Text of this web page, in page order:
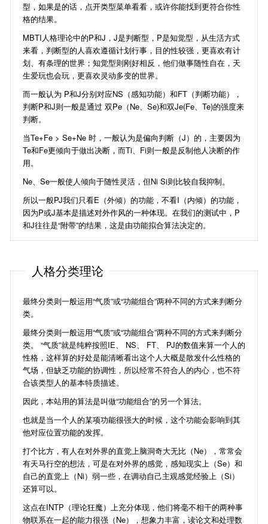
型，如果是的话，点开类型菜单看看，或许你能找到更符合你性
格的结果。
MBTI人格理论中的P和J，J是判断型，P是知觉型，从生活方式
来看，判断型的人喜欢遵循计划行事，目的性较强，更喜欢有计
划、有条理的世界；知觉型则刚好相反，他们做事随性自在，天
生爱玩也会玩，更喜欢灵动多变的世界。
而一般认为 P和J分别对应NS（感知功能）和FT（判断功能），
判断P和J则一般是通过 双Pe（Ne、Se)和双Je(Fe、Te)的强度来
判断。
当Te+Fe > Se+Ne 时，一般认为是偏向判断（J）的，主要因为
Te和Fe更倾向于做出决断，而Ti、Fi则一般是反制他人决断的作
用。
Ne、Se一般使人倾向于随性灵活，但Ni Si则比较自我抑制。
所以一般PJ我们只看E（外倾）的功能，不看I（内倾）的功能，
因为P或J基本是描述对外作风的一种体现。在我们的测试中，P
和J往往是“附带”的结果，这是由功能拟合算法决定的。
人格分类理论
最终分类则一般运用“气质”或“功能组合”两种不同的方式来判断分
类。
最终分类则一般运用“气质”或“功能组合”两种不同的方式来判断分
类。 “气质”就是纯粹按照IE、 NS、 FT、 PJ的数值来算一个人的
性格，这样算的好处是能清晰看出这个人大概是散发什么性格的
气场，但缺乏功能的协调性，所以经常不符合人的内心，也不符
合该类型人的基本特质描述。
因此，本站用的算法是叫做“功能组合”的另一个算法。
也就是当一个人的某项功能很强大的时候，这个功能会影响到其
他对应位置功能的发挥。
打个比方，有人在对外界的直觉上脑洞奇大无比（Ne），常常会
有天马行空的想法，可是在对外界的感觉，感知现实上（Se）和
自己的直觉上（Ni）弱一些，在调动自己主观感觉经验上（Si）
还算可以。
这点在INTP（理论狂魔）上充分体现，他们将毫不相干的两种事
物联系在一起的能力很强（Ne），想象力丰富，读论文和处理数